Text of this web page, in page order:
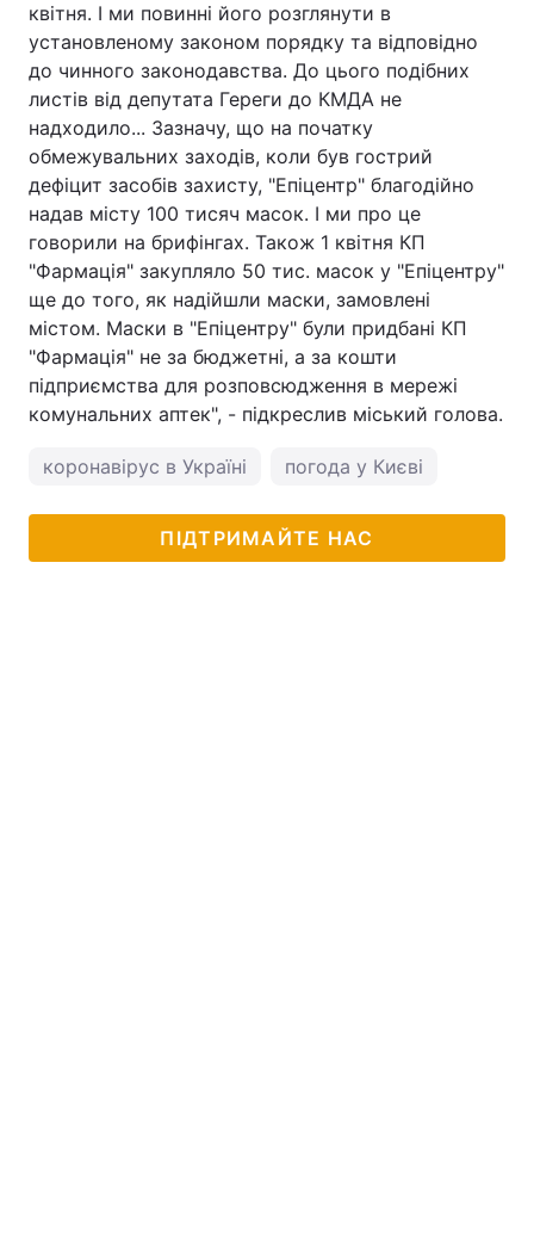
квітня. І ми повинні його розглянути в
установленому законом порядку та відповідно
до чинного законодавства. До цього подібних
листів від депутата Гереги до КМДА не
надходило... Зазначу, що на початку
обмежувальних заходів, коли був гострий
дефіцит засобів захисту, "Епіцентр" благодійно
надав місту 100 тисяч масок. І ми про це
говорили на брифінгах. Також 1 квітня КП
"Фармація" закупляло 50 тис. масок у "Епіцентру"
ще до того, як надійшли маски, замовлені
містом. Маски в "Епіцентру" були придбані КП
"Фармація" не за бюджетні, а за кошти
підприємства для розповсюдження в мережі
комунальних аптек", - підкреслив міський голова.
коронавірус в Україні погода у Києві
ПІДТРИМАЙТЕ НАС